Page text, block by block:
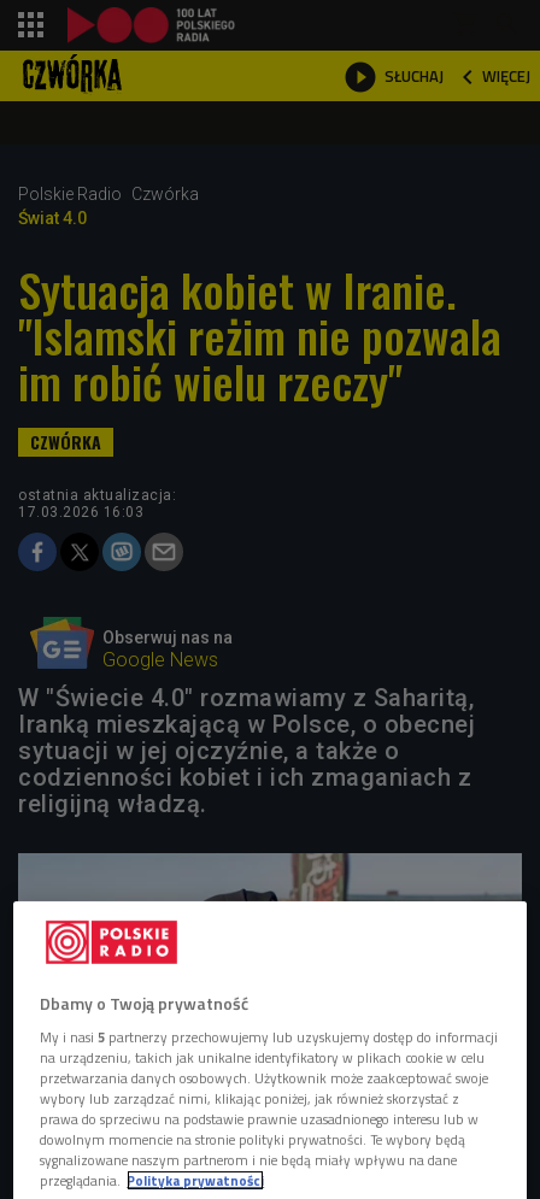
 SŁUCHAJ  WIĘCEJ

Polskie Radio
Czwórka
Świat 4.0
Sytuacja kobiet w Iranie.
"Islamski reżim nie pozwala
im robić wielu rzeczy"
ostatnia aktualizacja:
17.03.2026 16:03
Obserwuj nas na
Google News
W "Świecie 4.0" rozmawiamy z Saharitą,
Iranką mieszkającą w Polsce, o obecnej
sytuacji w jej ojczyźnie, a także o
codzienności kobiet i ich zmaganiach z
religijną władzą.
Zdjęcie ilustracyjne Foto: Shutterstock
Dbamy o Twoją prywatność
My i nasi 5 partnerzy przechowujemy lub uzyskujemy dostęp do informacji
na urządzeniu, takich jak unikalne identyfikatory w plikach cookie w celu
przetwarzania danych osobowych. Użytkownik może zaakceptować swoje
wybory lub zarządzać nimi, klikając poniżej, jak również skorzystać z
prawa do sprzeciwu na podstawie prawnie uzasadnionego interesu lub w
dowolnym momencie na stronie polityki prywatności. Te wybory będą
sygnalizowane naszym partnerom i nie będą miały wpływu na dane
przeglądania.
Polityka prywatności